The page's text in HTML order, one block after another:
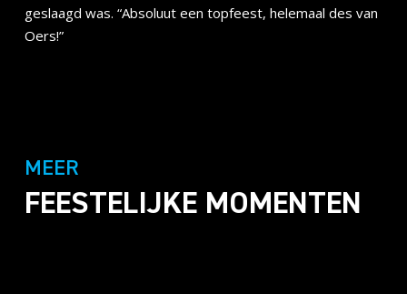
geslaagd was. “Absoluut een topfeest, helemaal des van
Oers!”
MEER
FEESTELIJKE MOMENTEN